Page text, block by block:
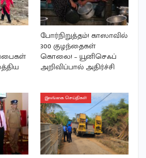
போர்நிறுத்தம்! காஸாவில்
300 குழந்தைகள்
கொலை! – யூனிசெஃப்
அறிவிப்பால் அதிர்ச்சி
இலங்கை செய்திகள்